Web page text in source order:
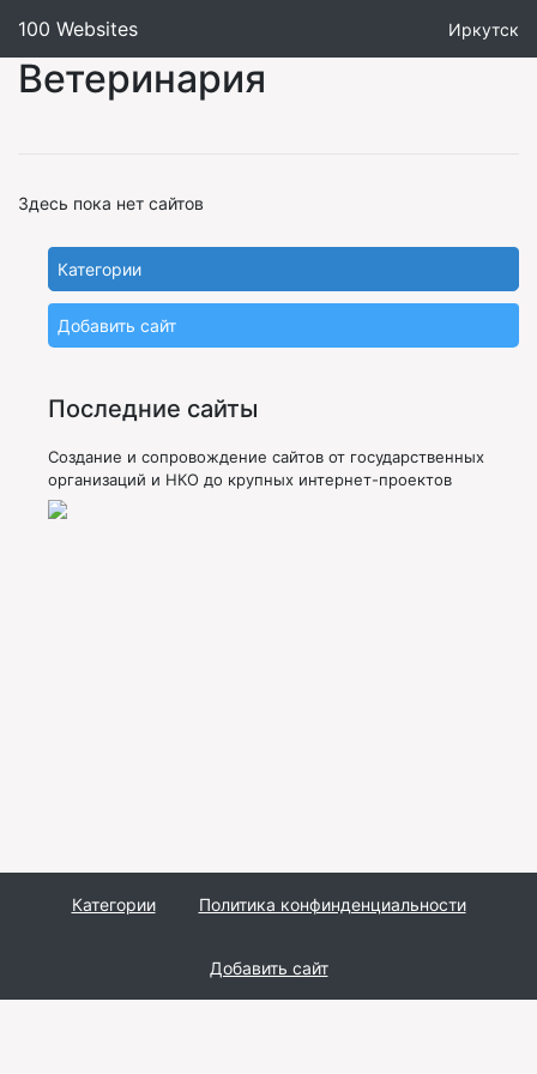
100 Websites Иркутск
Ветеринария
Здесь пока нет сайтов
Категории
Добавить сайт
Последние сайты
Создание и сопровождение сайтов от государственных
организаций и НКО до крупных интернет-проектов
Категории Политика конфинденциальности
Добавить сайт